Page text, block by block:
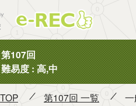
107回
易度 : 高,中
第107回 一覧